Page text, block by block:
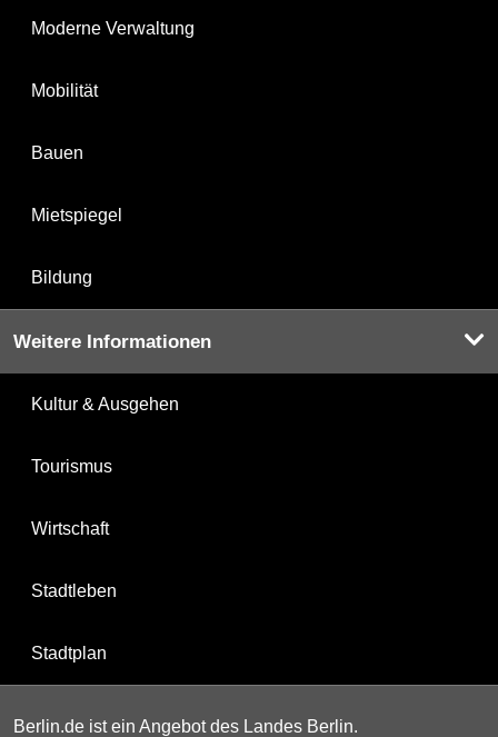
Moderne Verwaltung
Mobilität
Bauen
Mietspiegel
Bildung
Weitere Informationen
Kultur & Ausgehen
Tourismus
Wirtschaft
Stadtleben
Stadtplan
Berlin.de ist ein Angebot des Landes Berlin.